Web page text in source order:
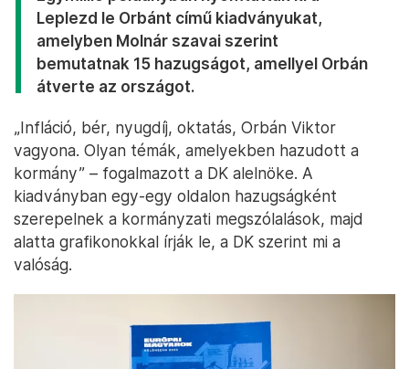
Leplezd le Orbánt című kiadványukat,
amelyben Molnár szavai szerint
bemutatnak 15 hazugságot, amellyel Orbán
átverte az országot.
„Infláció, bér, nyugdíj, oktatás, Orbán Viktor
vagyona. Olyan témák, amelyekben hazudott a
kormány” – fogalmazott a DK alelnöke. A
kiadványban egy-egy oldalon hazugságként
szerepelnek a kormányzati megszólalások, majd
alatta grafikonokkal írják le, a DK szerint mi a
valóság.